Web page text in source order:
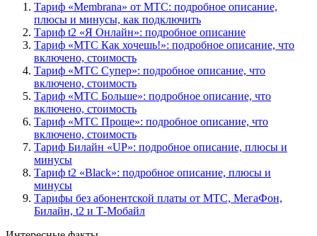
Тариф «Membrana» от МТС: подробное описание,
плюсы и минусы, как подключить
Тариф t2 «Я Онлайн»: подробное описание
Тариф «МТС Как хочешь!»: подробное описание, что
включено, стоимость
Тариф «МТС Супер»: подробное описание, что
включено, стоимость
Тариф «МТС Больше»: подробное описание, что
включено, стоимость
Тариф «МТС Проще»: подробное описание, что
включено, стоимость
Тариф Билайн «UP»: подробное описание, плюсы и
минусы
Тариф t2 «Black»: подробное описание, плюсы и
минусы
Тарифы без абонентской платы от МТС, МегаФон,
Билайн, t2 и Т-Мобайл